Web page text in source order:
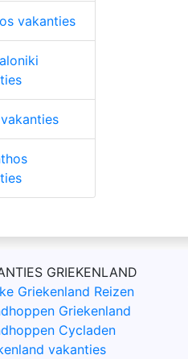
vakanties
GRIEKENLAND
Griekenland Reizen
Griekenland
Cycladen
vakanties